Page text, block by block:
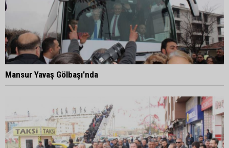
Mansur Yavaş Gölbaşı'nda